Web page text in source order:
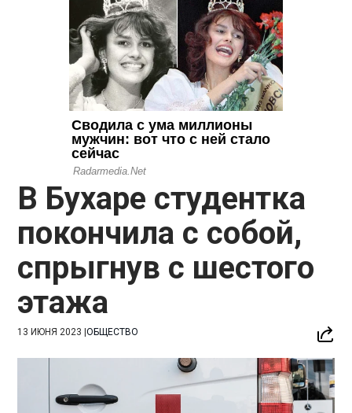
В Бухаре студентка
покончила с собой,
спрыгнув с шестого
этажа
13 ИЮНЯ 2023 |ОБЩЕСТВО